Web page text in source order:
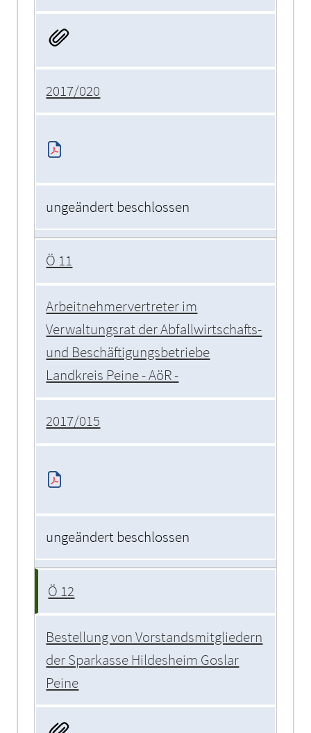
2017/020
ungeändert beschlossen
Ö 11
Arbeitnehmervertreter im
Verwaltungsrat der Abfallwirtschafts-
und Beschäftigungsbetriebe
Landkreis Peine - AöR -
2017/015
ungeändert beschlossen
Ö 12
Bestellung von Vorstandsmitgliedern
der Sparkasse Hildesheim Goslar
Peine